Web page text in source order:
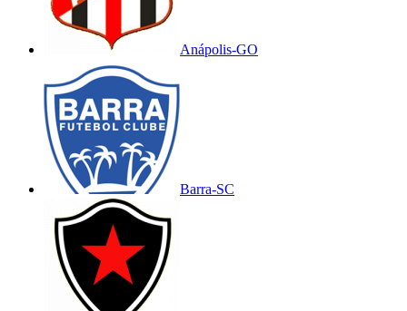
Anápolis-GO
Barra-SC